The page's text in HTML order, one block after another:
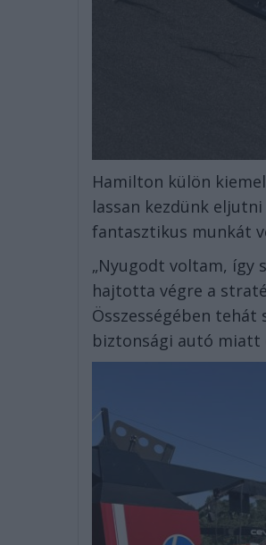
Hamilton külön
lassan kezdünk
fantasztikus munkát
„Nyugodt voltam, így
hajtotta végre a
Összességében tehát
biztonsági autó miatt